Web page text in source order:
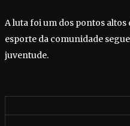
A luta foi um dos pontos
esporte da comunidade
juventude.